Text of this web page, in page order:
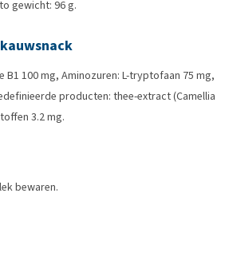
gewicht: 96 g.
B1 100 mg, Aminozuren: L-tryptofaan 75 mg,
producten: thee-extract (Camellia
3.2 mg.
bewaren.